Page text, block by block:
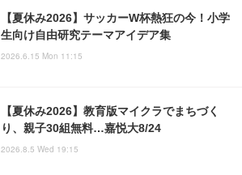
【夏休み2026】サッカーW杯熱狂の今！小学
生向け自由研究テーマアイデア集
2026.6.15 Mon 11:15
【夏休み2026】教育版マイクラでまちづく
り、親子30組無料…嘉悦大8/24
2026.8.5 Wed 19:15